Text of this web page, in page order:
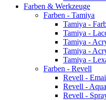
Farben & Werkzeuge
Farben - Tamiya
Tamiya -
Tamiya -
Tamiya -
Tamiya -
Tamiya -
Farben - Revell
Revell -
Revell -
Revell -